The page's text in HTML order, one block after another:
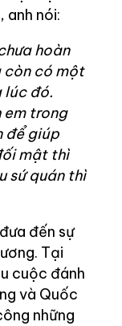
nói:
hoàn
còn có một
lúc đó.
em trong
để giúp
mật thì
sứ quán thì
đến sự
Tại
cuộc đánh
và Quốc
những